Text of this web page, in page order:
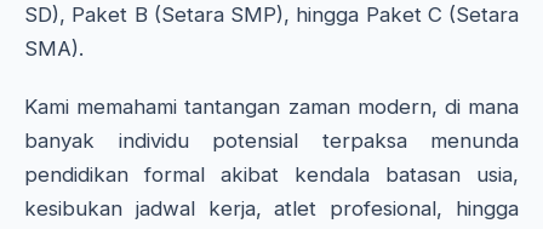
SD), Paket B (Setara SMP), hingga Paket C (Setara
SMA).
Kami memahami tantangan zaman modern, di mana
banyak individu potensial terpaksa menunda
pendidikan formal akibat kendala batasan usia,
kesibukan jadwal kerja, atlet profesional, hingga